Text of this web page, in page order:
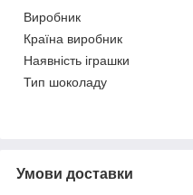
Виробник
Країна виробник
Наявність іграшки
Тип шоколаду
Умови доставки